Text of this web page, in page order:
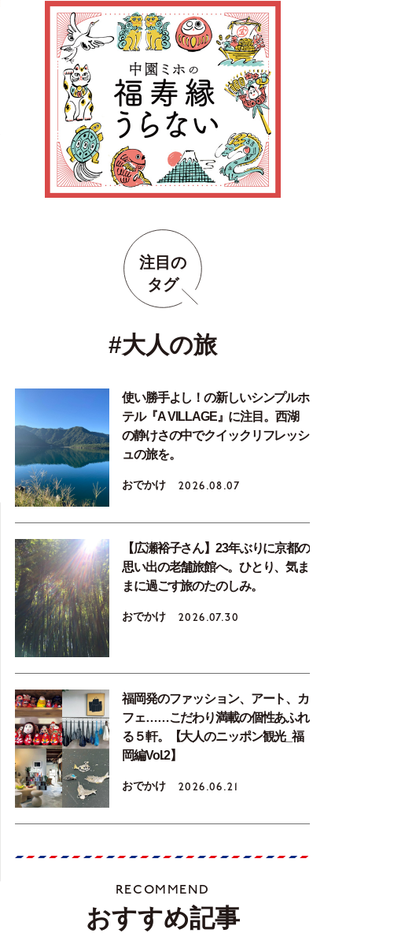
注目の
タグ
#大人の旅
使い勝手よし！の新しいシンプルホ
テル『A VILLAGE』に注目。西湖
の静けさの中でクイックリフレッシ
ュの旅を。
おでかけ 2026.08.07
【広瀬裕子さん】23年ぶりに京都の
思い出の老舗旅館へ。ひとり、気ま
まに過ごす旅のたのしみ。
おでかけ 2026.07.30
福岡発のファッション、アート、カ
フェ……こだわり満載の個性あふれ
る５軒。【大人のニッポン観光_福
岡編Vol.2】
おでかけ 2026.06.21
RECOMMEND
おすすめ記事